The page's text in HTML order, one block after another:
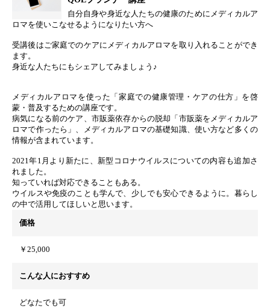
自分自身や身近な人たちの健康のためにメディカルア
ロマを使いこなせるようになりたい方へ
受講後はご家庭でのケアにメディカルアロマを取り入れることができ
ます。
身近な人たちにもシェアしてみましょう♪
メディカルアロマを使った「家庭での健康管理・ケアの仕方」を啓
蒙・普及するための講座です。
病気になる前のケア、市販薬依存からの脱却「市販薬をメディカルア
ロマで作ったら」、メディカルアロマの基礎知識、使い方など多くの
情報が含まれています。
2021年1月より新たに、新型コロナウイルスについての内容も追加さ
れました。
知っていれば対応できることもある。
ウイルスや免疫のことも学んで、少しでも安心できるように。暮らし
の中で活用してほしいと思います。
価格
￥25,000
こんな人におすすめ
どなたでも可